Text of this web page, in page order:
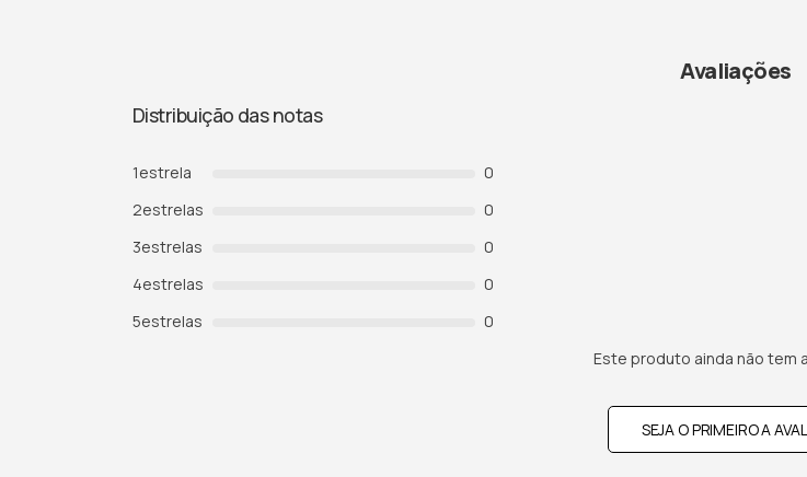
Avaliações
Distribuição das notas
1estrela
0
2estrelas
0
3estrelas
0
4estrelas
0
5estrelas 0
Este produto ainda não tem
SEJA O PRIMEIRO A